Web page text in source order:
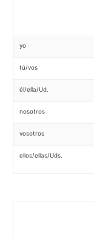
yo
tú/vos
él/ella/Ud.
nosotros
vosotros
ellos/ellas/Uds.